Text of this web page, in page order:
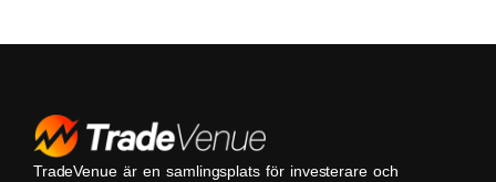
TradeVenue är en samlingsplats för investerare och